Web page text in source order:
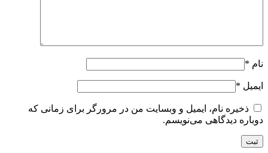
نام *
ایمیل *
ذخیره نام، ایمیل و وبسایت من در مرورگر برای زمانی که
دوباره دیدگاهی می‌نویسم.